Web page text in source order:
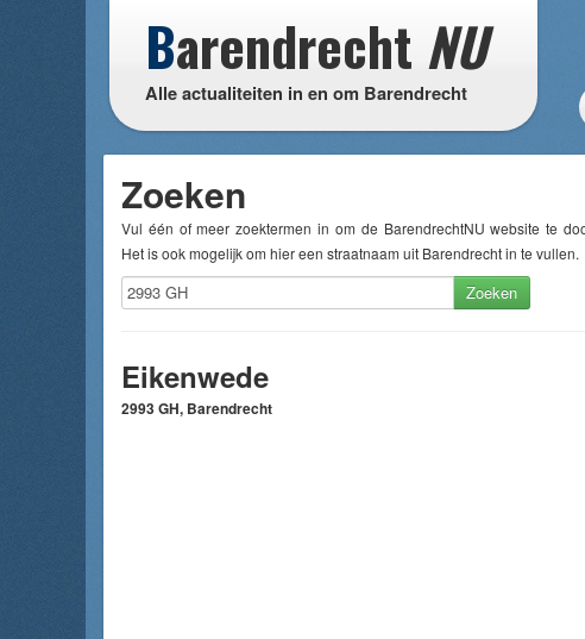
Barendrecht NU
Alle actualiteiten in en om Barendrecht
Zoeken
Vul één of meer zoektermen in om de BarendrechtNU website te
Het is ook mogelijk om hier een straatnaam uit Barendrecht in te vullen.
Zoeken
Eikenwede
2993 GH, Barendrecht